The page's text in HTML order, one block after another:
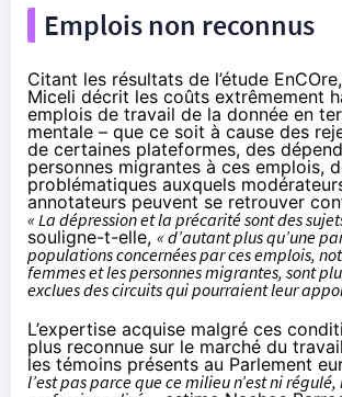
Emplois non reconnus
Citant les résultats de l’étude
Miceli décrit les coûts extrêmement
emplois de travail de la donnée en
mentale – que ce soit à cause des
de certaines plateformes, des
personnes migrantes à ces emplois,
problématiques auxquels
annotateurs peuvent se retrouver
« La dépression et la précarité sont des
souligne-t-elle, « d’autant plus qu’une
populations concernées par ces emplois,
femmes et les personnes migrantes, sont
exclues des circuits qui pourraient leur
L’expertise acquise malgré ces
plus reconnue sur le marché du
les témoins présents au Parlement
l’est pas parce que ce milieu n’est ni régulé,